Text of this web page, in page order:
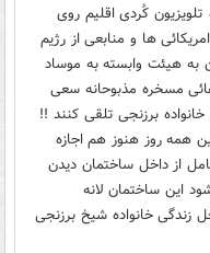
کُردی اقلیم روی
ها و منابعی از رژیم
هیئت وابسته به موساد
مسخره مذبوحانه سعی
برزنجی تلقی کنند !!
همه روز هنوز هم اجازه
از داخل ساختمان دیدن
این ساختمان لانه
زندگی خانواده شیخ برزنجی